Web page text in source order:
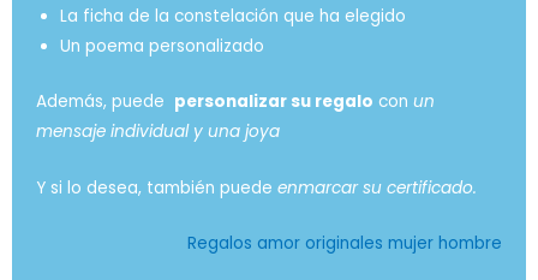
La ficha de la constelación que ha elegido
Un poema personalizado
Además, puede personalizar su regalo con un
mensaje individual y una joya
Y si lo desea, también puede enmarcar su certificado.
Regalos amor originales mujer hombre